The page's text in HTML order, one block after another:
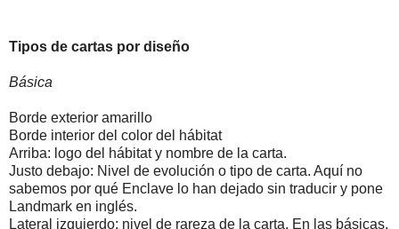
Tipos de cartas por diseño
Básica
Borde exterior amarillo
Borde interior del color del hábitat
Arriba: logo del hábitat y nombre de la carta.
Justo debajo: Nivel de evolución o tipo de carta. Aquí no
sabemos por qué Enclave lo han dejado sin traducir y pone
Landmark en inglés.
Lateral izquierdo: nivel de rareza de la carta. En las básicas,